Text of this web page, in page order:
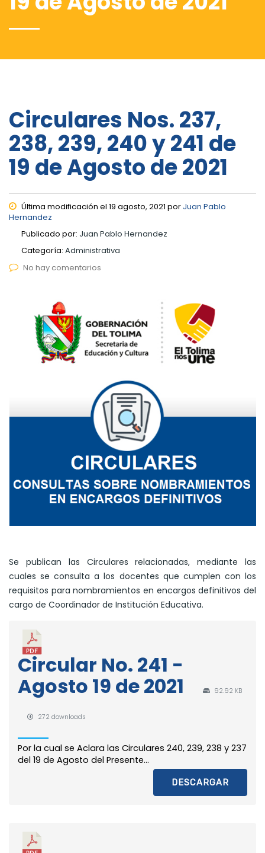
Circulares Nos. 237,
238, 239, 240 y 241 de
19 de Agosto de 2021
Última modificación el 19 agosto, 2021 por Juan Pablo
Hernandez
Publicado por: Juan Pablo Hernandez
Categoría: Administrativa
No hay comentarios
Se publican las Circulares relacionadas, mediante las
cuales se consulta a los docentes que cumplen con los
requisitos para nombramientos en encargos definitivos del
cargo de Coordinador de Institución Educativa.
Circular No. 241 -
Agosto 19 de 2021
92.92 KB
272 downloads
Por la cual se Aclara las Circulares 240, 239, 238 y 237
del 19 de Agosto del Presente...
DESCARGAR